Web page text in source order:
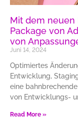
Mit dem neuen
Package von
von
Juni 14, 2024
Optimiertes
Entwicklung,
eine
von Entwicklungs-
Read More »